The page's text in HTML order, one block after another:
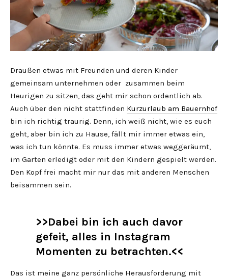
Draußen etwas mit Freunden und deren Kinder
gemeinsam unternehmen oder zusammen beim
Heurigen zu sitzen, das geht mir schon ordentlich ab.
Auch über den nicht stattfinden Kurzurlaub am Bauernhof
bin ich richtig traurig. Denn, ich weiß nicht, wie es euch
geht, aber bin ich zu Hause, fällt mir immer etwas ein,
was ich tun könnte. Es muss immer etwas weggeräumt,
im Garten erledigt oder mit den Kindern gespielt werden.
Den Kopf frei macht mir nur das mit anderen Menschen
beisammen sein.
>>Dabei bin ich auch davor
gefeit, alles in Instagram
Momenten zu betrachten.<<
Das ist meine ganz persönliche Herausforderung mit